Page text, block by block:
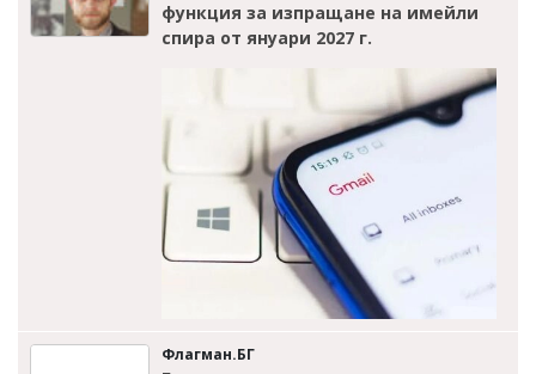
функция за изпращане на имейли
спира от януари 2027 г.
Флагман.БГ